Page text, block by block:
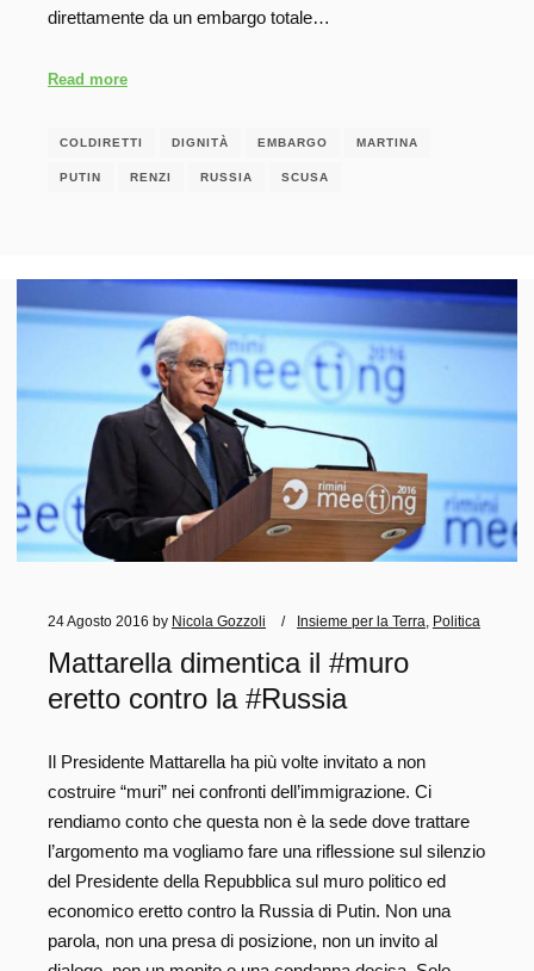
direttamente da un embargo totale…
Read more
COLDIRETTI DIGNITÀ EMBARGO MARTINA
PUTIN RENZI RUSSIA SCUSA
24 Agosto 2016 by Nicola Gozzoli Insieme per la Terra Politica
Mattarella dimentica il #muro
eretto contro la #Russia
Il Presidente Mattarella ha più volte invitato a non
costruire “muri” nei confronti dell’immigrazione. Ci
rendiamo conto che questa non è la sede dove trattare
l’argomento ma vogliamo fare una riflessione sul silenzio
del Presidente della Repubblica sul muro politico ed
economico eretto contro la Russia di Putin. Non una
parola, non una presa di posizione, non un invito al